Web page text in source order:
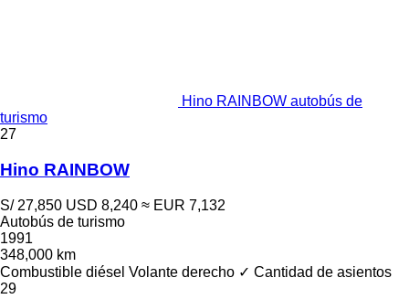
Hino RAINBOW autobús de
turismo
27
Hino RAINBOW
S/ 27,850 USD 8,240 ≈ EUR 7,132
Autobús de turismo
1991
348,000 km
Combustible diésel Volante derecho ✓ Cantidad de asientos
29